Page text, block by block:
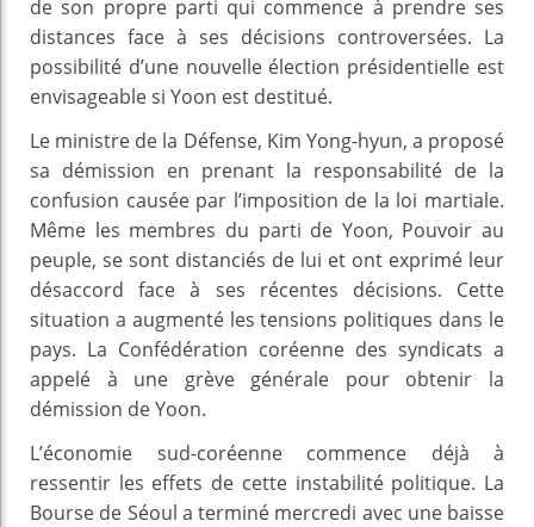
de son propre parti qui commence à prendre ses
distances face à ses décisions controversées. La
possibilité d’une nouvelle élection présidentielle est
envisageable si Yoon est destitué.
Le ministre de la Défense, Kim Yong-hyun, a proposé
sa démission en prenant la responsabilité de la
confusion causée par l’imposition de la loi martiale.
Même les membres du parti de Yoon, Pouvoir au
peuple, se sont distanciés de lui et ont exprimé leur
désaccord face à ses récentes décisions. Cette
situation a augmenté les tensions politiques dans le
pays. La Confédération coréenne des syndicats a
appelé à une grève générale pour obtenir la
démission de Yoon.
L’économie sud-coréenne commence déjà à
ressentir les effets de cette instabilité politique. La
Bourse de Séoul a terminé mercredi avec une baisse